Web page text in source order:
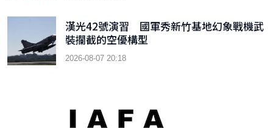
漢光42號演習 國軍秀新竹基地幻象戰機武
裝攔截的空優構型
2026-08-07 20:18